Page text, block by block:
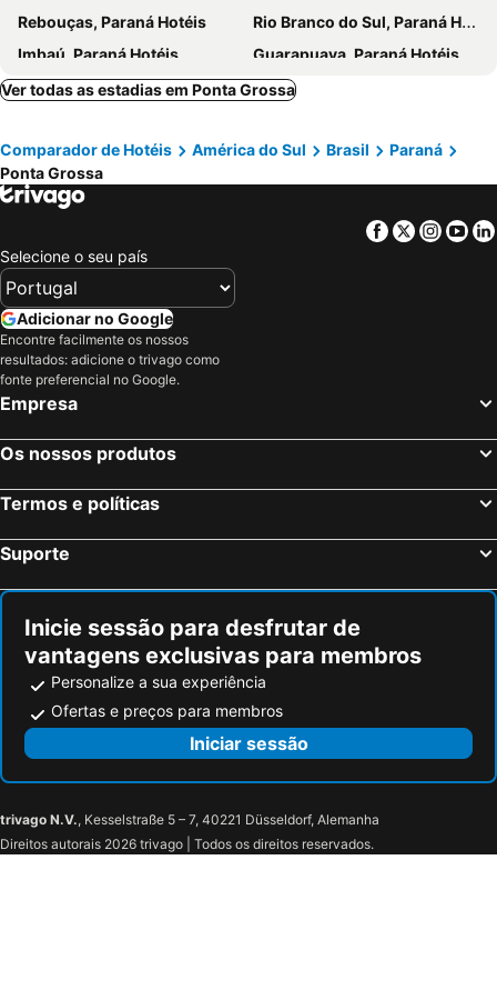
Rebouças, Paraná Hotéis
Rio Branco do Sul, Paraná Hotéis
Imbaú, Paraná Hotéis
Guarapuava, Paraná Hotéis
Iretama, Paraná Hotéis
Laranjeiras do Sul, Paraná Hotéis
Rio de Janeiro, Rio de Janeiro Hotéis
São Paulo, São Paulo Hotéis
Fortaleza, Ceará Hotéis
Natal, Rio Grande do Norte Hotéis
Foz do Iguaçu, Paraná Hotéis
Salvador, Bahia Hotéis
Maceió, Alagoas Hotéis
Porto Seguro, Bahia Hotéis
Ver todas as estadias em Ponta Grossa
Comparador de Hotéis América do Sul Brasil
Paraná
Ponta Grossa
Facebook
Twitter
Selecione o seu país
Adicionar no Google
Encontre facilmente os nossos
resultados: adicione o trivago como
fonte preferencial no Google.
Empresa
Os nossos produtos
Termos e políticas
Suporte
Inicie sessão para desfrutar de
vantagens exclusivas para membros
Personalize a sua experiência
Ofertas e preços para membros
Iniciar sessão
trivago N.V., Kesselstraße 5 – 7, 40221 Düsseldorf, Alemanha
Direitos autorais 2026 trivago | Todos os direitos reservados.